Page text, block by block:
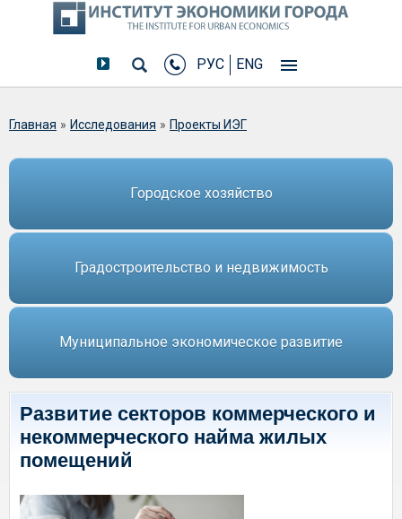
РУС ENG
Вы здесь
Главная » Исследования » Проекты ИЭГ
Городское хозяйство
Градостроительство и недвижимость
Муниципальное экономическое развитие
Развитие секторов коммерческого и
некоммерческого найма жилых
помещений